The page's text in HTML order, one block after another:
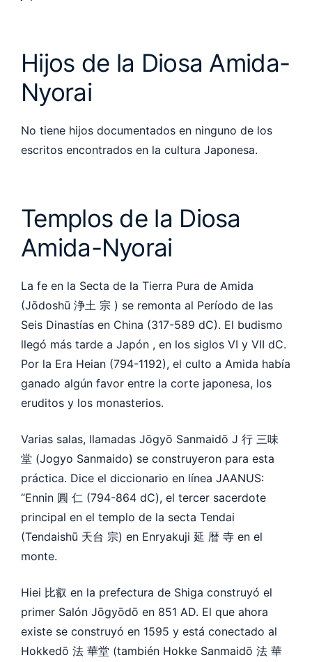
Hijos de la Diosa Amida-
Nyorai
No tiene hijos documentados en ninguno de los
escritos encontrados en la cultura Japonesa.
Templos de la Diosa
Amida-Nyorai
La fe en la Secta de la Tierra Pura de Amida
(Jōdoshū 浄土 宗 ) se remonta al Período de las
Seis Dinastías en China (317-589 dC). El budismo
llegó más tarde a Japón , en los siglos VI y VII dC.
Por la Era Heian (794-1192), el culto a Amida había
ganado algún favor entre la corte japonesa, los
eruditos y los monasterios.
Varias salas, llamadas Jōgyō Sanmaidō J 行 三味
堂 (Jogyo Sanmaido) se construyeron para esta
práctica. Dice el diccionario en línea JAANUS:
“Ennin 圓 仁 (794-864 dC), el tercer sacerdote
principal en el templo de la secta Tendai
(Tendaishū 天台 宗) en Enryakuji 延 暦 寺 en el
monte.
Hiei 比叡 en la prefectura de Shiga construyó el
primer Salón Jōgyōdō en 851 AD. El que ahora
existe se construyó en 1595 y está conectado al
Hokkedō 法 華堂 (también Hokke Sanmaidō 法 華